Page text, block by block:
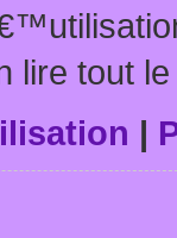
lire tout
|